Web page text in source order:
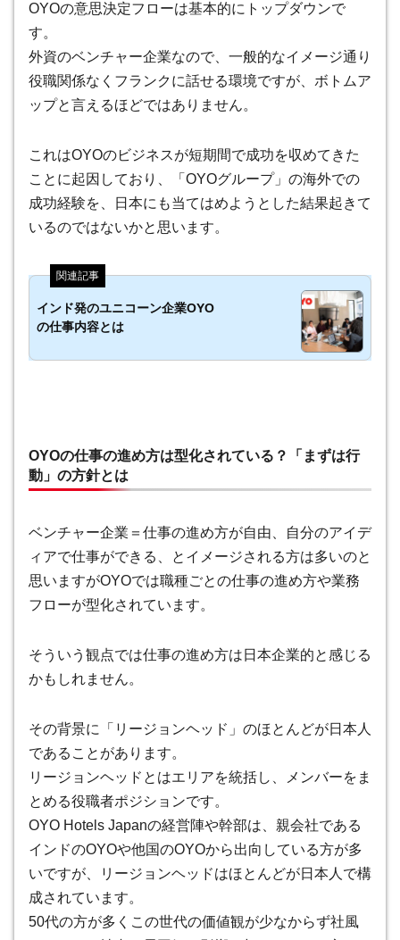
OYOの意思決定フローは基本的にトップダウンで
す。
外資のベンチャー企業なので、一般的なイメージ通り
役職関係なくフランクに話せる環境ですが、ボトムア
ップと言えるほどではありません。
これはOYOのビジネスが短期間で成功を収めてきた
ことに起因しており、「OYOグループ」の海外での
成功経験を、日本にも当てはめようとした結果起きて
いるのではないかと思います。
インド発のユニコーン企業OYO
の仕事内容とは
OYOの仕事の進め方は型化されている？「まずは行
動」の方針とは
ベンチャー企業＝仕事の進め方が自由、自分のアイデ
ィアで仕事ができる、とイメージされる方は多いのと
思いますがOYOでは職種ごとの仕事の進め方や業務
フローが型化されています。
そういう観点では仕事の進め方は日本企業的と感じる
かもしれません。
その背景に「リージョンヘッド」のほとんどが日本人
であることがあります。
リージョンヘッドとはエリアを統括し、メンバーをま
とめる役職者ポジションです。
OYO Hotels Japanの経営陣や幹部は、親会社である
インドのOYOや他国のOYOから出向している方が多
いですが、リージョンヘッドはほとんどが日本人で構
成されています。
50代の方が多くこの世代の価値観が少なからず社風